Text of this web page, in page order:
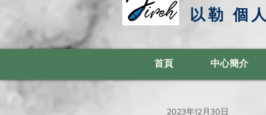
以勒 個
首頁 中心簡介
2023年12月30日